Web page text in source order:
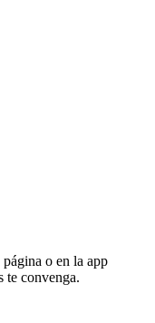
o en la app
te convenga.